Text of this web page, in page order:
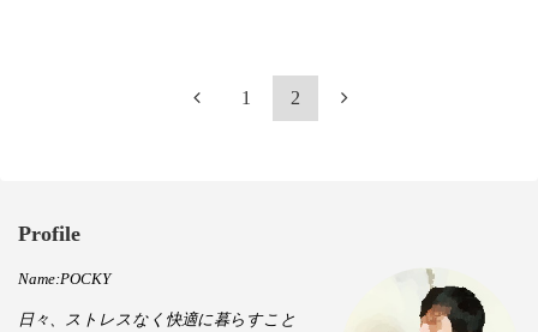
1 2
Profile
Name:POCKY
日々、ストレスなく快適に暮らすこと